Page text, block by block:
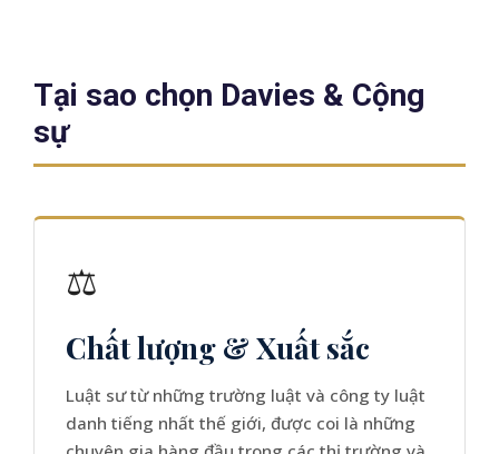
Tại sao chọn Davies & Cộng
sự
⚖️
Chất lượng & Xuất sắc
Luật sư từ những trường luật và công ty luật
danh tiếng nhất thế giới, được coi là những